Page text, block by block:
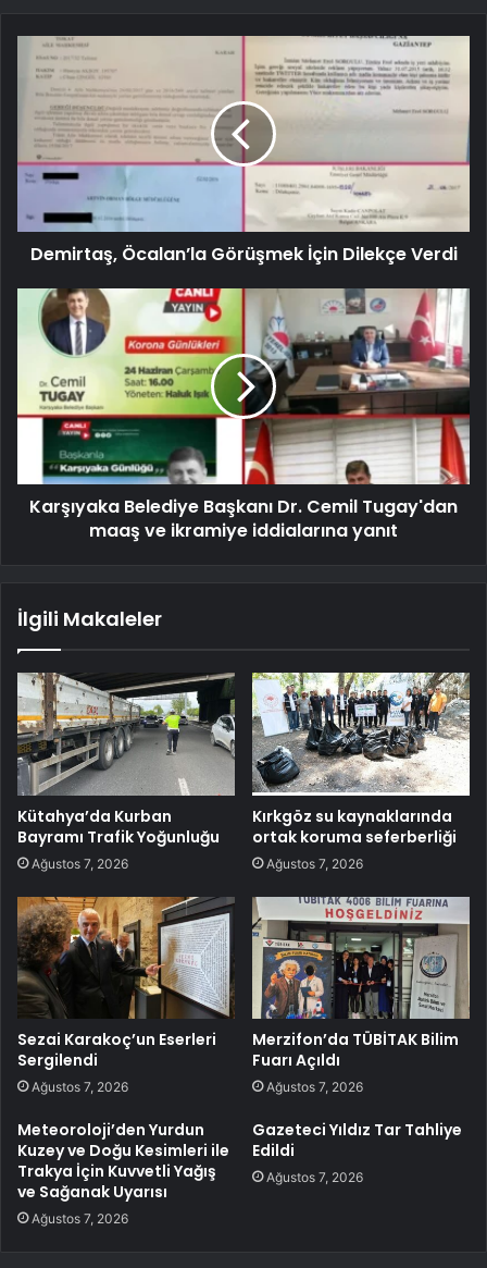
Demirtaş, Öcalan’la Görüşmek İçin Dilekçe Verdi
Karşıyaka Belediye Başkanı Dr. Cemil Tugay'dan
maaş ve ikramiye iddialarına yanıt
İlgili Makaleler
Kütahya’da Kurban
Bayramı Trafik Yoğunluğu
Ağustos 7, 2026
Kırkgöz su kaynaklarında
ortak koruma seferberliği
Ağustos 7, 2026
Sezai Karakoç’un Eserleri
Sergilendi
Ağustos 7, 2026
Merzifon’da TÜBİTAK Bilim
Fuarı Açıldı
Ağustos 7, 2026
Meteoroloji’den Yurdun
Kuzey ve Doğu Kesimleri ile
Trakya İçin Kuvvetli Yağış
ve Sağanak Uyarısı
Ağustos 7, 2026
Gazeteci Yıldız Tar Tahliye
Edildi
Ağustos 7, 2026